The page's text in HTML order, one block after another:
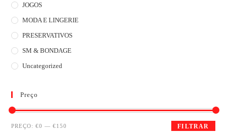
JOGOS
MODA E LINGERIE
PRESERVATIVOS
SM & BONDAGE
Uncategorized
Preço
FILTRAR
PREÇO:€0 —€150